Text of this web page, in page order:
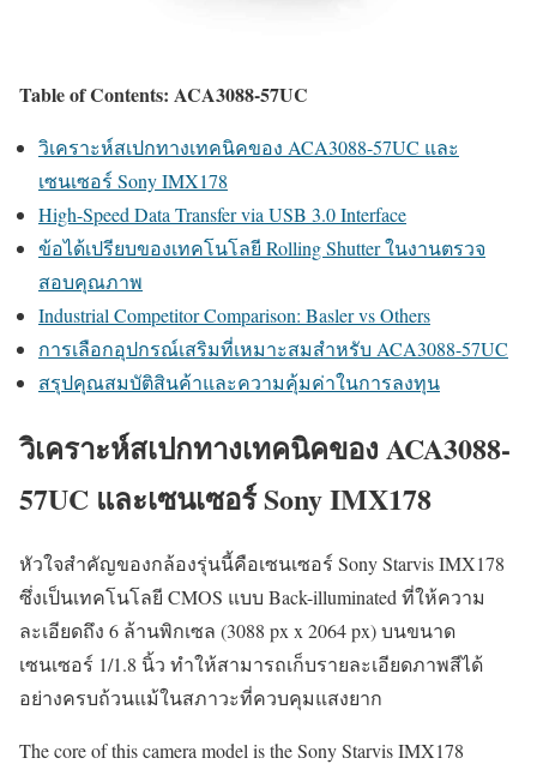
Table of Contents: ACA3088-57UC
วิเคราะห์สเปกทางเทคนิคของ ACA3088-57UC และ
เซนเซอร์ Sony IMX178
High-Speed Data Transfer via USB 3.0 Interface
ข้อได้เปรียบของเทคโนโลยี Rolling Shutter ในงานตรวจ
สอบคุณภาพ
Industrial Competitor Comparison: Basler vs Others
การเลือกอุปกรณ์เสริมที่เหมาะสมสำหรับ ACA3088-57UC
สรุปคุณสมบัติสินค้าและความคุ้มค่าในการลงทุน
วิเคราะห์สเปกทางเทคนิคของ ACA3088-
57UC และเซนเซอร์ Sony IMX178
หัวใจสำคัญของกล้องรุ่นนี้คือเซนเซอร์ Sony Starvis IMX178
ซึ่งเป็นเทคโนโลยี CMOS แบบ Back-illuminated ที่ให้ความ
ละเอียดถึง 6 ล้านพิกเซล (3088 px x 2064 px) บนขนาด
เซนเซอร์ 1/1.8 นิ้ว ทำให้สามารถเก็บรายละเอียดภาพสีได้
อย่างครบถ้วนแม้ในสภาวะที่ควบคุมแสงยาก
The core of this camera model is the Sony Starvis IMX178